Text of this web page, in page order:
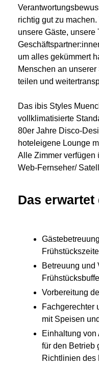
richtig gut zu
unsere Gäste, unsere
um alles gekümmert
Menschen an
teilen und
Das ibis Styles
vollklimatisierte
80er Jahre Disco-
hoteleigene Lounge
Alle Zimmer verfügen
Web-Fernseher/
Das erwartet
Betreuung und
Vorbereitung
Fachgerechter
mit Speisen
Einhaltung von
für den Betrieb
Richtlinien des